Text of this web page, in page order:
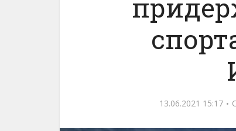
13.06.2021 15:17